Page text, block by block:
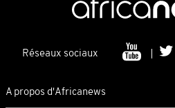
Réseaux sociaux
A propos d'Africanews